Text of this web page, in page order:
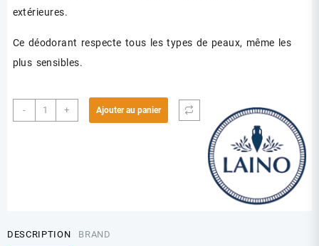
extérieures.
Ce déodorant respecte tous les types de peaux, même les
plus sensibles.
-
quantité
de
+ Ajouter au panier
DESCRIPTION BRAND